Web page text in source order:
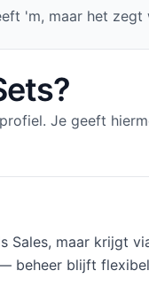
'm, maar het
Je geeft
maar krijgt
beheer blijft